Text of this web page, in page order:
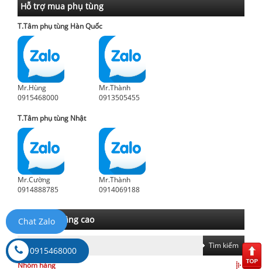
Hỗ trợ mua phụ tùng
T.Tâm phụ tùng Hàn Quốc
Mr.Hùng
0915468000
Mr.Thành
0913505455
T.Tâm phụ tùng Nhật
Mr.Cường
0914888785
Mr.Thành
0914069188
Tìm kiếm nâng cao
Tìm kiếm
Nhóm hàng
Chat Zalo
0915468000